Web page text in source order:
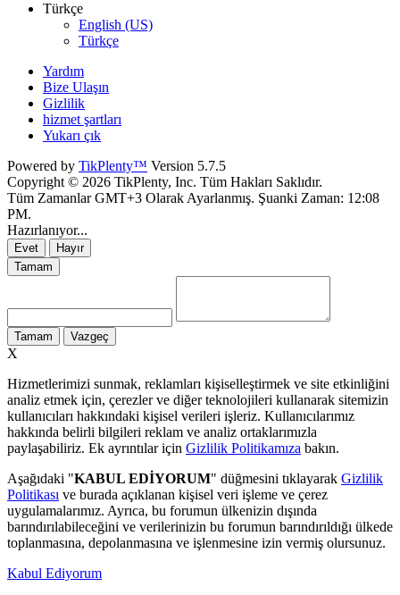
Türkçe
English (US)
Türkçe
Yardım
Bize Ulaşın
Gizlilik
hizmet şartları
Yukarı çık
Powered by TikPlenty™ Version 5.7.5
Copyright © 2026 TikPlenty, Inc. Tüm Hakları Saklıdır.
Tüm Zamanlar GMT+3 Olarak Ayarlanmış. Şuanki Zaman: 12:08
PM.
Hazırlanıyor...
Evet
Hayır
Tamam
Tamam Vazgeç
X
Hizmetlerimizi sunmak, reklamları kişiselleştirmek ve site etkinliğini
analiz etmek için, çerezler ve diğer teknolojileri kullanarak sitemizin
kullanıcıları hakkındaki kişisel verileri işleriz. Kullanıcılarımız
hakkında belirli bilgileri reklam ve analiz ortaklarımızla
paylaşabiliriz. Ek ayrıntılar için Gizlilik Politikamıza bakın.
Aşağıdaki "KABUL EDİYORUM" düğmesini tıklayarak Gizlilik
Politikası ve burada açıklanan kişisel veri işleme ve çerez
uygulamalarımız. Ayrıca, bu forumun ülkenizin dışında
barındırılabileceğini ve verilerinizin bu forumun barındırıldığı ülkede
toplanmasına, depolanmasına ve işlenmesine izin vermiş olursunuz.
Kabul Ediyorum